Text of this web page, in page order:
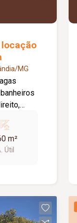
com
de
Acesso
Projeto
conforto
MG
m²
Útil